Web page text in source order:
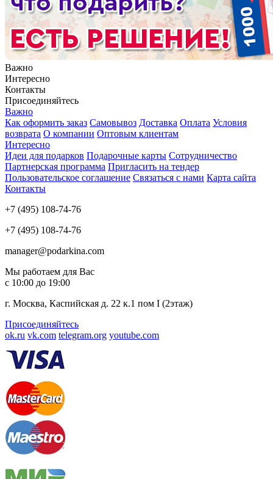
Важно
Интересно
Контакты
Присоединяйтесь
Важно
Как оформить заказ Самовывоз Доставка Оплата Условия
возврата О компании Оптовым клиентам
Интересно
Идеи для подарков Подарочные карты Сотрудничество
Партнерская программа Пригласить на тендер
Пользовательское соглашение Связаться с нами Карта сайта
Контакты
+7 (495) 108-74-76
+7 (495) 108-74-76
manager@podarkina.com
Мы работаем для Вас
с 10:00 до 19:00
г. Москва, Каспийская д. 22 к.1 пом I (2этаж)
Присоединяйтесь
ok.ru vk.com telegram.org youtube.com